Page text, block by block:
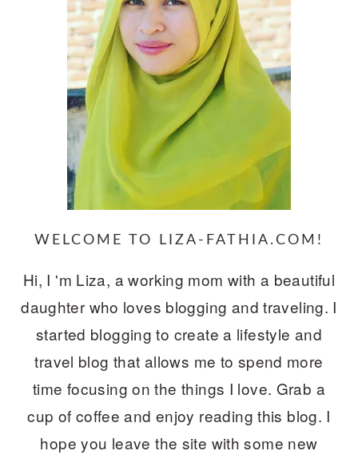
WELCOME TO LIZA-FATHIA.COM!
Hi, I 'm Liza, a working mom with a beautiful
daughter who loves blogging and traveling. I
started blogging to create a lifestyle and
travel blog that allows me to spend more
time focusing on the things I love. Grab a
cup of coffee and enjoy reading this blog. I
hope you leave the site with some new